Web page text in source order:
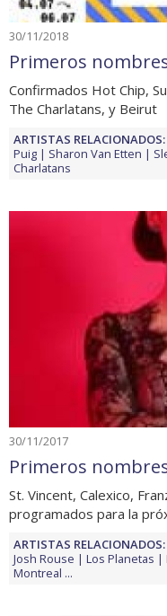
30/11/2018
Primeros
Confirmados Hot Chip,
The Charlatans, y Beirut
ARTISTAS RELACIONADOS:
Puig
Sharon Van Etten
Charlatans
30/11/2017
Primeros
St. Vincent, Calexico,
programados para la
ARTISTAS RELACIONADOS:
Josh Rouse
Los Planetas
Montreal ...